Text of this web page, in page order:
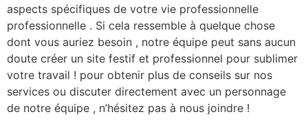
aspects spécifiques de votre vie professionnelle
professionnelle . Si cela ressemble à quelque chose
dont vous auriez besoin , notre équipe peut sans aucun
doute créer un site festif et professionnel pour sublimer
votre travail ! pour obtenir plus de conseils sur nos
services ou discuter directement avec un personnage
de notre équipe , n’hésitez pas à nous joindre !